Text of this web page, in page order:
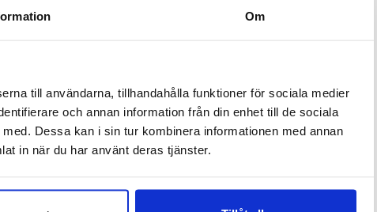
Om
till användarna, tillhandahålla funktioner för sociala medier
och annan information från din enhet till de sociala
Dessa kan i sin tur kombinera informationen med annan
in när du har använt deras tjänster.